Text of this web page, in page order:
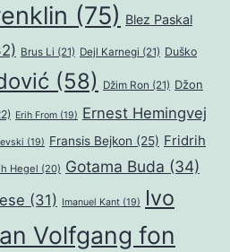
(75) Blez Paskal
Brus Li (21) Dejl Karnegi (21) Duško
(58) Džim Ron (21) Džon
Erih From (19) Ernest Hemingvej
(19) Fransis Bejkon (25) Fridrih
Hegel (20) Gotama Buda (34)
(31) Imanuel Kant (19)
Ivo
Volfgang fon